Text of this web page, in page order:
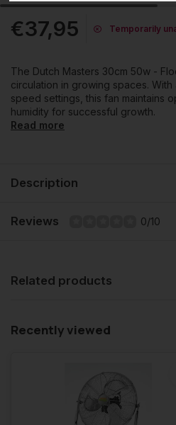
€37,95 Temporarily
The Dutch Masters 30cm 50w -
circulation in growing spaces.
speed settings, this fan maintains
humidity for successful growth.
Read more
Description
Reviews 0/10
Related products
Recently viewed